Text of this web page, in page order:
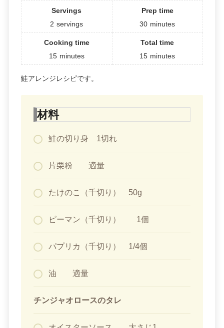
Servings
2 servings
Prep time
30 minutes
Cooking time
15 minutes
Total time
15 minutes
鮭アレンジレシピです。
材料
鮭の切り身 1切れ
片栗粉 適量
たけのこ（千切り） 50g
ピーマン（千切り） 1個
パプリカ（千切り） 1/4個
油 適量
チンジャオロースのタレ